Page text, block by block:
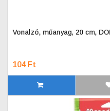
Vonalzó, műanyag, 20 cm,
104 Ft